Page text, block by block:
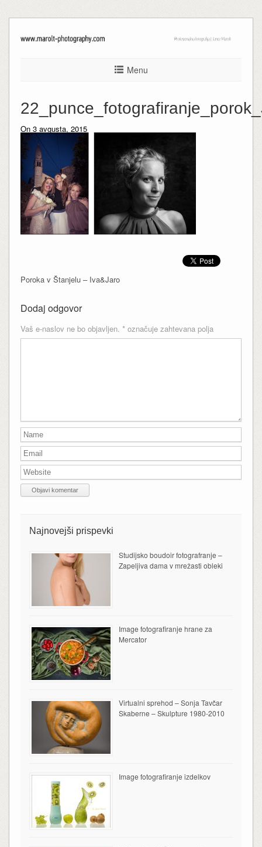
Menu
On 3 avgusta, 2015
Poroka v Štanjelu – Iva&Jaro
Dodaj odgovor
Vaš e-naslov ne bo objavljen. *označuje zahtevana polja
Najnovejši prispevki
Studijsko boudoir fotografranje –
Zapeljiva dama v mrežasti obleki
Image fotografiranje hrane za
Mercator
Virtualni sprehod – Sonja Tavčar
Skaberne – Skulpture 1980-2010
Image fotografiranje izdelkov